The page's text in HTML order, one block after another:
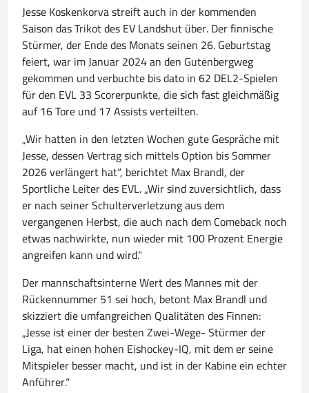
Jesse Koskenkorva streift auch in der kommenden
Saison das Trikot des EV Landshut über. Der finnische
Stürmer, der Ende des Monats seinen 26. Geburtstag
feiert, war im Januar 2024 an den Gutenbergweg
gekommen und verbuchte bis dato in 62 DEL2-Spielen
für den EVL 33 Scorerpunkte, die sich fast gleichmäßig
auf 16 Tore und 17 Assists verteilten.
„Wir hatten in den letzten Wochen gute Gespräche mit
Jesse, dessen Vertrag sich mittels Option bis Sommer
2026 verlängert hat“, berichtet Max Brandl, der
Sportliche Leiter des EVL. „Wir sind zuversichtlich, dass
er nach seiner Schulterverletzung aus dem
vergangenen Herbst, die auch nach dem Comeback noch
etwas nachwirkte, nun wieder mit 100 Prozent Energie
angreifen kann und wird.“
Der mannschaftsinterne Wert des Mannes mit der
Rückennummer 51 sei hoch, betont Max Brandl und
skizziert die umfangreichen Qualitäten des Finnen:
„Jesse ist einer der besten Zwei-Wege- Stürmer der
Liga, hat einen hohen Eishockey-IQ, mit dem er seine
Mitspieler besser macht, und ist in der Kabine ein echter
Anführer.“